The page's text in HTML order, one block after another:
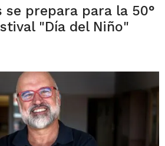
se prepara para la 50°
"Día del Niño"